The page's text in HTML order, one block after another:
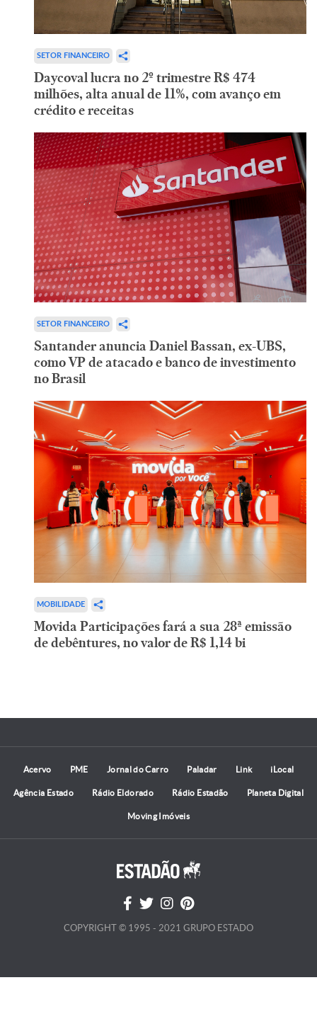
SETOR FINANCEIRO
Daycoval lucra no 2º trimestre R$ 474
milhões, alta anual de 11%, com avanço em
crédito e receitas
SETOR FINANCEIRO
Santander anuncia Daniel Bassan, ex-UBS,
como VP de atacado e banco de investimento
no Brasil
MOBILIDADE
Movida Participações fará a sua 28ª emissão
de debêntures, no valor de R$ 1,14 bi
Acervo PME Jornal do Carro Paladar Link iLocal
Agência Estado Rádio Eldorado Rádio Estadão Planeta Digital
Moving Imóveis
COPYRIGHT © 1995 - 2021 GRUPO ESTADO